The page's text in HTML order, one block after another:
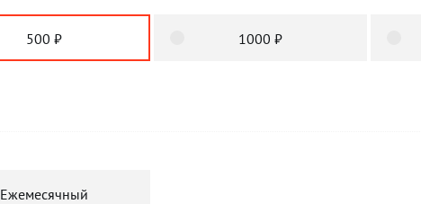
500 ₽ 1000 ₽
Ежемесячный